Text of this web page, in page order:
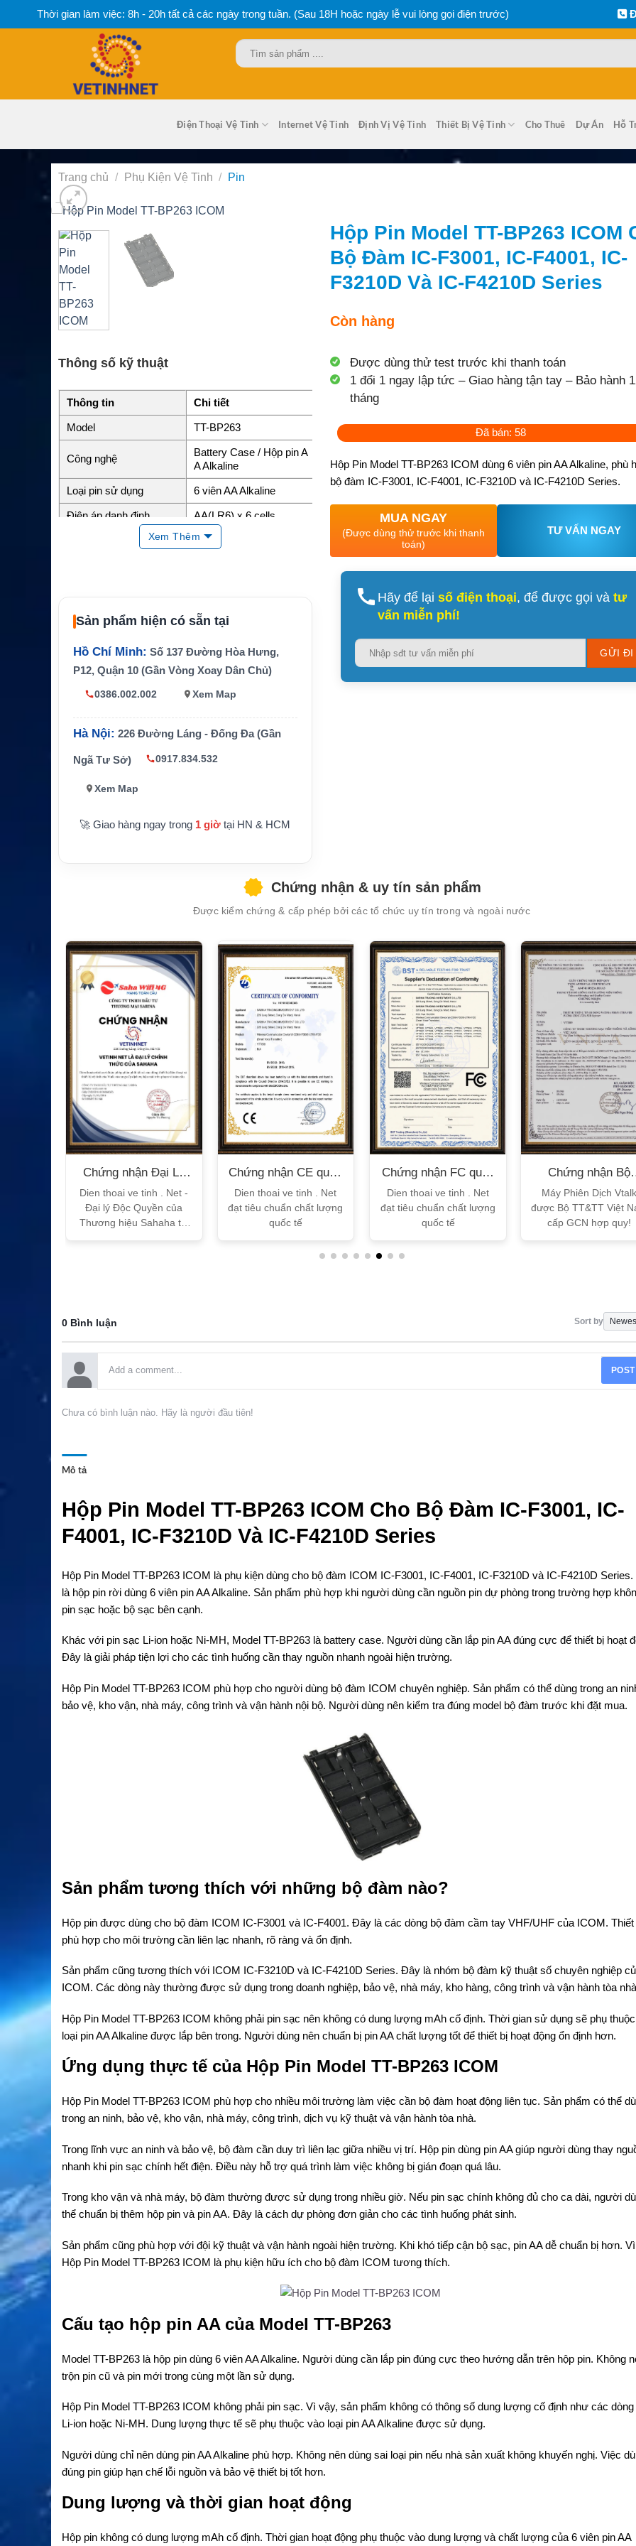
Thời gian làm việc: 8h - 20h tất cả các ngày trong tuần. (Sau 18H hoặc ngày lễ vui lòng gọi điện trước)
Tìm
kiếm:
Điện Thoại Vệ Tinh Internet Vệ Tinh Định Vị Vệ Tinh Thiết Bị Vệ Tinh Cho Thuê Dự Án Hỗ
Trang chủ / Phụ Kiện Vệ Tinh / Pin
Thông số kỹ thuật
Thông tin Chi tiết
Model TT-BP263
Công nghệ
Battery Case / Hộp pin A
A Alkaline
Loại pin sử dụng 6 viên AA Alkaline
Điện áp danh định AA(LR6) x 6 cells
ICOM IC-F3001, IC-F400
Xem Thêm
Sản phẩm hiện có sẵn tại
Hồ Chí Minh: Số 137 Đường Hòa Hưng,
P12, Quận 10 (Gần Vòng Xoay Dân Chủ)
0386.002.002 Xem Map
Hà Nội: 226 Đường Láng - Đống Đa (Gần
Ngã Tư Sở) 0917.834.532
Xem Map
🚀 Giao hàng ngay trong 1 giờ tại HN & HCM
Hộp Pin Model TT-BP263 ICOM
Bộ Đàm IC-F3001, IC-F4001, IC-
F3210D Và IC-F4210D Series
Còn hàng
Được dùng thử test trước khi thanh toán
1 đổi 1 ngay lập tức – Giao hàng tận tay – Bảo hành
tháng
Đã bán: 58
Hộp Pin Model TT-BP263 ICOM dùng 6 viên pin AA Alkaline, phù
bộ đàm IC-F3001, IC-F4001, IC-F3210D và IC-F4210D Series.
MUA NGAY
(Được dùng thử trước khi thanh
toán)
TƯ VẤN NGAY
Hãy để lại số điện thoại, để được gọi và tư
vấn miễn phí!
Please
this
Chứng nhận & uy tín sản phẩm
Được kiểm chứng & cấp phép bởi các tổ chức uy tín trong và ngoài nước
Chứng nhận Đại Lý
Sahaha
Dien thoai ve tinh . Net -
Đại lý Độc Quyền của
Thương hiệu Sahaha tại
Chứng nhận CE quốc
tế
Dien thoai ve tinh . Net
đạt tiêu chuẩn chất lượng
quốc tế
Chứng nhận FC quốc
tế
Dien thoai ve tinh . Net
đạt tiêu chuẩn chất lượng
quốc tế
Chứng nhận Bộ
TT&TT
Máy Phiên Dịch
được Bộ TT&TT Việt
cấp GCN hợp quy!
0 Bình luận Sort by
POST
Chưa có bình luận nào. Hãy là người đầu tiên!
Mô tả
Hộp Pin Model TT-BP263 ICOM Cho Bộ Đàm IC-F3001, IC-
F4001, IC-F3210D Và IC-F4210D Series
Hộp Pin Model TT-BP263 ICOM là phụ kiện dùng cho bộ đàm ICOM IC-F3001, IC-F4001, IC-F3210D và IC-F4210D
là hộp pin rời dùng 6 viên pin AA Alkaline. Sản phẩm phù hợp khi người dùng cần nguồn pin dự phòng trong trường hợp
pin sạc hoặc bộ sạc bên cạnh.
Khác với pin sạc Li-ion hoặc Ni-MH, Model TT-BP263 là battery case. Người dùng cần lắp pin AA đúng cực để thiết bị hoạt
Đây là giải pháp tiện lợi cho các tình huống cần thay nguồn nhanh ngoài hiện trường.
Hộp Pin Model TT-BP263 ICOM phù hợp cho người dùng bộ đàm ICOM chuyên nghiệp. Sản phẩm có thể dùng trong an
bảo vệ, kho vận, nhà máy, công trình và vận hành nội bộ. Người dùng nên kiểm tra đúng model bộ đàm trước khi đặt mua.
Sản phẩm tương thích với những bộ đàm nào?
Hộp pin được dùng cho bộ đàm ICOM IC-F3001 và IC-F4001. Đây là các dòng bộ đàm cầm tay VHF/UHF của ICOM. Thiết
phù hợp cho môi trường cần liên lạc nhanh, rõ ràng và ổn định.
Sản phẩm cũng tương thích với ICOM IC-F3210D và IC-F4210D Series. Đây là nhóm bộ đàm kỹ thuật số chuyên nghiệp
ICOM. Các dòng này thường được sử dụng trong doanh nghiệp, bảo vệ, nhà máy, kho hàng, công trình và vận hành tòa
Hộp Pin Model TT-BP263 ICOM không phải pin sạc nên không có dung lượng mAh cố định. Thời gian sử dụng sẽ phụ
loại pin AA Alkaline được lắp bên trong. Người dùng nên chuẩn bị pin AA chất lượng tốt để thiết bị hoạt động ổn định hơn.
Ứng dụng thực tế của Hộp Pin Model TT-BP263 ICOM
Hộp Pin Model TT-BP263 ICOM phù hợp cho nhiều môi trường làm việc cần bộ đàm hoạt động liên tục. Sản phẩm có thể
trong an ninh, bảo vệ, kho vận, nhà máy, công trình, dịch vụ kỹ thuật và vận hành tòa nhà.
Trong lĩnh vực an ninh và bảo vệ, bộ đàm cần duy trì liên lạc giữa nhiều vị trí. Hộp pin dùng pin AA giúp người dùng thay
nhanh khi pin sạc chính hết điện. Điều này hỗ trợ quá trình làm việc không bị gián đoạn quá lâu.
Trong kho vận và nhà máy, bộ đàm thường được sử dụng trong nhiều giờ. Nếu pin sạc chính không đủ cho ca dài, người
thể chuẩn bị thêm hộp pin và pin AA. Đây là cách dự phòng đơn giản cho các tình huống phát sinh.
Sản phẩm cũng phù hợp với đội kỹ thuật và vận hành ngoài hiện trường. Khi khó tiếp cận bộ sạc, pin AA dễ chuẩn bị hơn.
Hộp Pin Model TT-BP263 ICOM là phụ kiện hữu ích cho bộ đàm ICOM tương thích.
Cấu tạo hộp pin AA của Model TT-BP263
Model TT-BP263 là hộp pin dùng 6 viên AA Alkaline. Người dùng cần lắp pin đúng cực theo hướng dẫn trên hộp pin. Không
trộn pin cũ và pin mới trong cùng một lần sử dụng.
Hộp Pin Model TT-BP263 ICOM không phải pin sạc. Vì vậy, sản phẩm không có thông số dung lượng cố định như các dòng
Li-ion hoặc Ni-MH. Dung lượng thực tế sẽ phụ thuộc vào loại pin AA Alkaline được sử dụng.
Người dùng chỉ nên dùng pin AA Alkaline phù hợp. Không nên dùng sai loại pin nếu nhà sản xuất không khuyến nghị. Việc
đúng pin giúp hạn chế lỗi nguồn và bảo vệ thiết bị tốt hơn.
Dung lượng và thời gian hoạt động
Hộp pin không có dung lượng mAh cố định. Thời gian hoạt động phụ thuộc vào dung lượng và chất lượng của 6 viên pin AA
XEM CHI TIẾT XEM CHI TIẾT XEM CHI TIẾT